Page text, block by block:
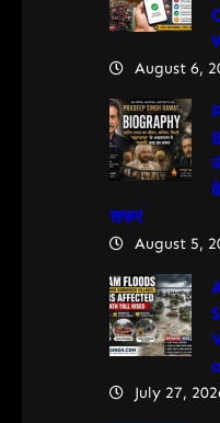
August 6,
सफर
August 5,
July 27,